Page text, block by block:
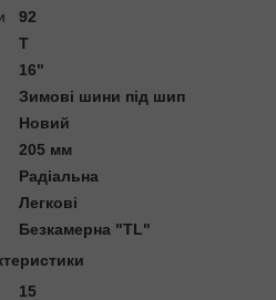
92
T
16"
Зимові шини під шип
Новий
205 мм
Радіальна
Легкові
Безкамерна "TL"
15